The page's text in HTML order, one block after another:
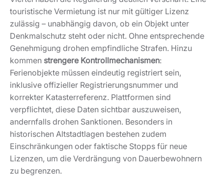
korrekter Katasterreferenz. Plattformen sind
verpflichtet, diese Daten sichtbar auszuweisen,
andernfalls drohen Sanktionen. Besonders in
historischen Altstadtlagen bestehen zudem
Einschränkungen oder faktische Stopps für neue
Lizenzen, um die Verdrängung von Dauerbewohnern
zu begrenzen.
Gerade denkmalgeschützte Immobilien eignen sich
daher häufig eher fürexklusive Langzeitmieten oder
Eigennutzungals für klassische Ferienvermietung.
Neben regulatorischen Hürden spielt auch der
Substanzerhalt eine Rolle: Eine hohe Besucherfrequenz
erhöht den Verschleiß empfindlicher historischer
Bausubstanz – ein Risiko, das im Premiumsegment